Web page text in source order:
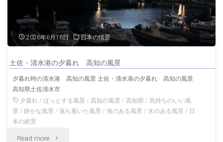
山
形
風
景"
2026年6月16日 日本の情景
土佐・清水港の夕暮れ 高知の風景
夕暮れ時の清水港 高知の風景 土佐・清水港の夕暮れ 高知の風景
高知県土佐清水市
夕暮れ /ほっとする風景 / 高知の風景 / 高知県 /気持ちのいい風
景 /静かな風景 /落ち着いた風景 /海のある風景 / 水のある風景 / 日
本の絶景
Read more "土